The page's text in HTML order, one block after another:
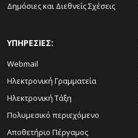
Δημόσιες και Διεθνείς Σχέσεις
ΥΠΗΡΕΣΙΕΣ:
Webmail
Ηλεκτρονική Γραμματεία
Ηλεκτρονική Τάξη
Πολυμεσικό περιεχόμενο
Αποθετήριο Πέργαμος